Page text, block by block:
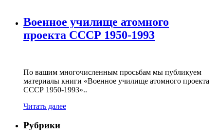
Военное училище атомного
проекта СССР 1950-1993
По вашим многочисленным просьбам мы публикуем
материалы книги «Военное училище атомного проекта
СССР 1950-1993»..
Читать далее
Рубрики